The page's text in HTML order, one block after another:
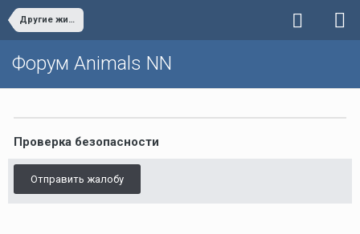
Другие животные
Форум Animals NN
Проверка безопасности
Отправить жалобу